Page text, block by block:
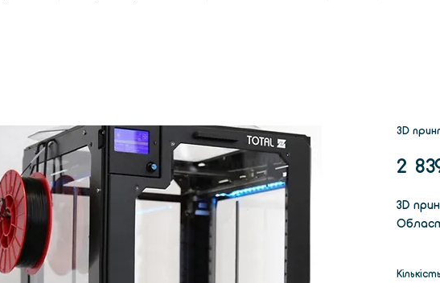
3D
2
3D
Кількість